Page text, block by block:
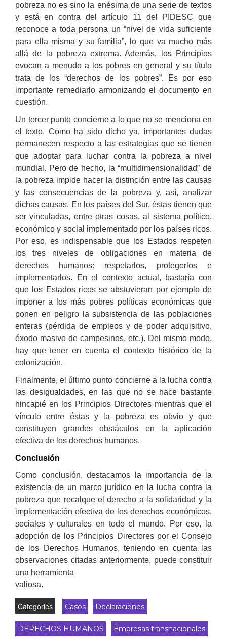
pobreza no es sino la enésima de una serie de textos
y está en contra del artículo 11 del PIDESC que
reconoce a toda persona un “nivel de vida suficiente
para ella misma y su familia”, lo que va mucho más
allá de la pobreza extrema. Además, los Principios
evocan a menudo a los pobres en general y su título
trata de los “derechos de los pobres”. Es por eso
importante remediarlo armonizando el documento en
cuestión.
Un tercer punto concierne a lo que no se menciona en
el texto. Como ha sido dicho ya, importantes dudas
permanecen respecto a las estrategias que se tienen
que adoptar para luchar contra la pobreza a nivel
mundial. Pero de hecho, la “multidimensionalidad” de
la pobreza impide hacer la distinción entre las causas
y las consecuencias de la pobreza y, así, analizar
dichas causas. En los países del Sur, éstas tienen que
ser vinculadas, entre otras cosas, al sistema político,
económico y social implementado por los países ricos.
Por eso, es indispensable que los Estados respeten
los tres niveles de obligaciones en materia de
derechos humanos: respetarlos, protegerlos e
implementarlos. En el contexto actual, bastaría con
que los Estados ricos se abstuvieran por ejemplo de
imponer a los más pobres políticas económicas que
ponen en peligro la subsistencia de las poblaciones
enteras (pérdida de empleos y de poder adquisitivo,
éxodo masivo de campesinos, etc.). Del mismo modo,
hay que tener en cuenta el contexto histórico de la
colonización.
Finalmente, el último punto concierne a la lucha contra
las desigualdades, en las que no se hace bastante
hincapié en los Principios Directores mientras que el
vínculo entre éstas y la pobreza es obvio y que
constituyen grandes obstáculos en la aplicación
efectiva de los derechos humanos.
Conclusión
Como conclusión, destacamos la importancia de la
existencia de un marco jurídico en la lucha contra la
pobreza que recalque el derecho a la solidaridad y la
implementación efectiva de los derechos económicos,
sociales y culturales en todo el mundo. Por eso, la
adopción de los Principios Directores por el Consejo
de los Derechos Humanos, teniendo en cuenta las
observaciones citadas anteriormente, puede constituir
una herramienta
valiosa.
Categories Casos Declaraciones
DERECHOS HUMANOS Empresas transnacionales